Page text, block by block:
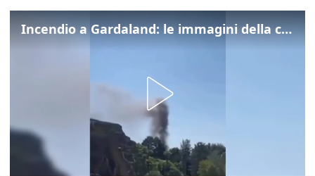
Incendio a Gardaland: le immagini della colonna di fumo